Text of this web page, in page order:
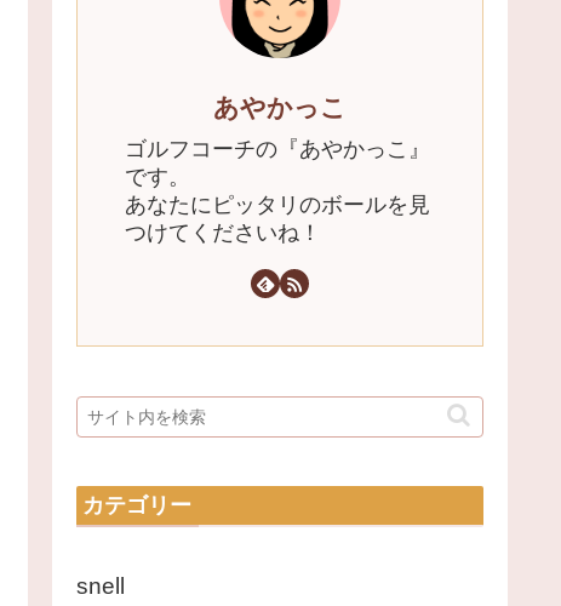
あやかっこ
ゴルフコーチの『あやかっこ』
です。
あなたにピッタリのボールを見
つけてくださいね！
カテゴリー
snell